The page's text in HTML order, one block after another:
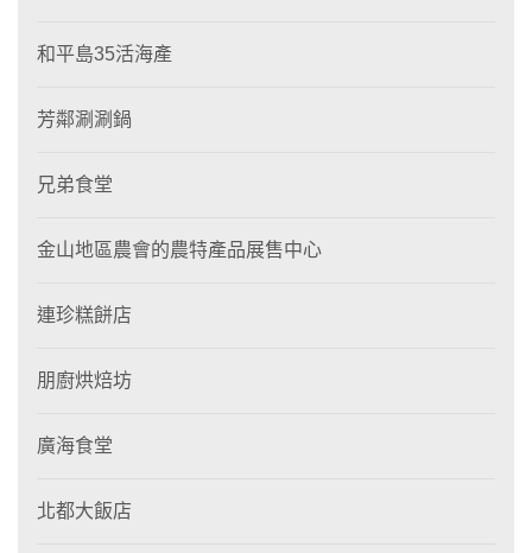
和平島35活海產
芳鄰涮涮鍋
兄弟食堂
金山地區農會的農特產品展售中心
連珍糕餅店
朋廚烘焙坊
廣海食堂
北都大飯店